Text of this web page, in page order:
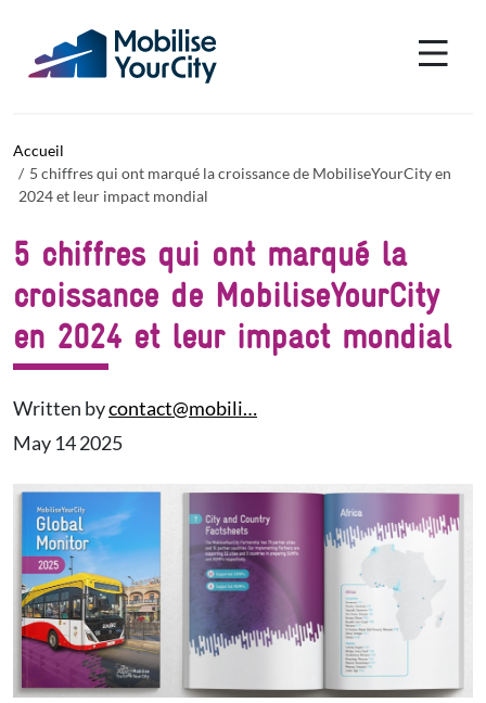
Accueil
5 chiffres qui ont marqué la croissance de MobiliseYourCity en
2024 et leur impact mondial
5 chiffres qui ont marqué la
croissance de MobiliseYourCity
en 2024 et leur impact mondial
Written bycontact@mobili…
May 14 2025